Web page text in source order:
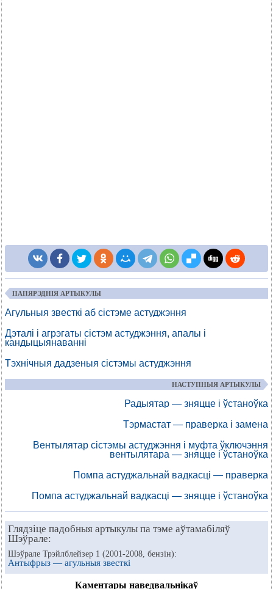
ПАПЯРЭДНІЯ АРТЫКУЛЫ
Агульныя звесткі аб сістэме астуджэння
Дэталі і агрэгаты сістэм астуджэння, апалы і
кандыцыянаванні
Тэхнічныя дадзеныя сістэмы астуджэння
НАСТУПНЫЯ АРТЫКУЛЫ
Радыятар — зняцце і ўстаноўка
Тэрмастат — праверка і замена
Вентылятар сістэмы астуджэння і муфта ўключэння
вентылятара — зняцце і ўстаноўка
Помпа астуджальнай вадкасці — праверка
Помпа астуджальнай вадкасці — зняцце і ўстаноўка
Глядзіце падобныя артыкулы па тэме аўтамабіляў
Шэўрале:
Шэўрале Трэйлблейзер 1 (2001-2008, бензін):
Антыфрыз — агульныя звесткі
Каментары наведвальнікаў